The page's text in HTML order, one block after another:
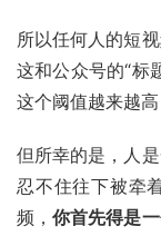
所以任何人的短视
这和公众号的“标
这个阈值越来越高
但所幸的是，人
忍不住往下被牵
频，你首先得是